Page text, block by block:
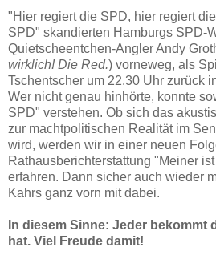
"Hier regiert die SPD, hier regiert
SPD" skandierten Hamburgs SPD-
Quietscheentchen-Angler Andy
wirklich! Die Red.) vorneweg, als
Tschentscher um 22.30 Uhr zurück
Wer nicht genau hinhörte, konnte
SPD" verstehen. Ob sich das
zur machtpolitischen Realität im
wird, werden wir in einer neuen
Rathausberichterstattung "Meiner
erfahren. Dann sicher auch wieder
Kahrs ganz vorn mit dabei.
In diesem Sinne: Jeder bekommt
hat. Viel Freude damit!